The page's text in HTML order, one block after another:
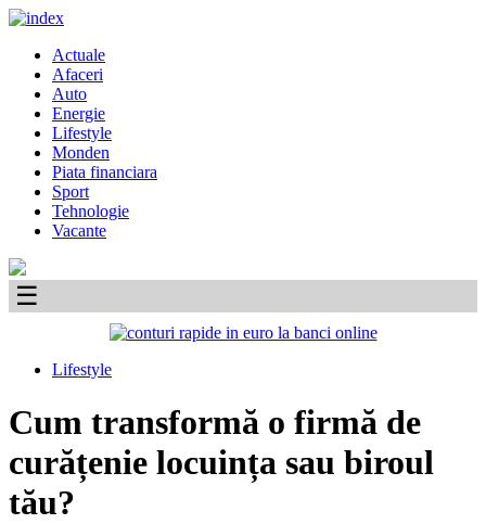
Skip
content
Primary
Menu
Actuale
Afaceri
Auto
Energie
Lifestyle
Monden
Piata financiara
Sport
Tehnologie
Vacante
☰
Lifestyle
Cum transformă o firmă de
curățenie locuința sau biroul
tău?